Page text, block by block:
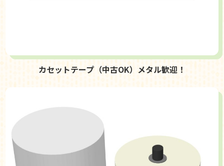
カセットテープ（中古OK）メタル歓迎！